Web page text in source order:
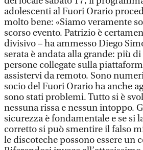
adolescenti al Fuori Orario
molto bene: «Siamo veramente
scorso evento. Patrizio è
divisivo – ha ammesso Diego
serata è andata alla grande: più
persone collegate sulla
assistervi da remoto. Sono
socio del Fuori Orario ha anche
sono stati problemi. Tutto si è
nessuna rissa e nessun intoppo.
sicurezza è fondamentale e se si
corretto si può smentire il falso
le discoteche possono essere un